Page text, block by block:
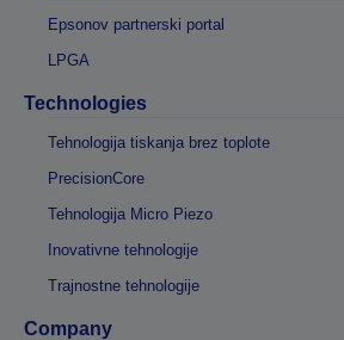
Epsonov partnerski portal
LPGA
Technologies
Tehnologija tiskanja brez toplote
PrecisionCore
Tehnologija Micro Piezo
Inovativne tehnologije
Trajnostne tehnologije
Company